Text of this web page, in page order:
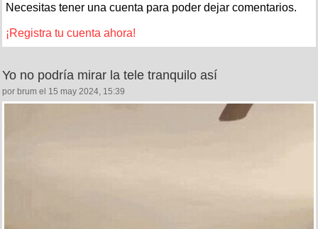
Necesitas tener una cuenta para poder dejar comentarios.
¡Registra tu cuenta ahora!
Yo no podría mirar la tele tranquilo así
por brum el 15 may 2024, 15:39